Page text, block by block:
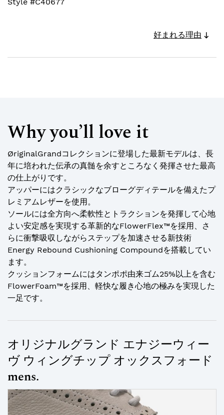
Style #C40677
好まれる理由
Why you’ll love it
ØriginalGrandコレクションに登場した最新モデルは、長
年に培われた伝承の真髄を余すところなく発揮させた最高
の仕上がりです。
アッパーにはクラシックなブローグディテールを備えたプ
レミアムレザーを使用。
ソールには全方向へ柔軟性とトラクションを発揮して心地
よい安定感を実現する革新的なFlowerFlex™を採用、さ
らに衝撃吸収しながらステップを加速させる新技術
Energy Rebound Cushioning Compoundを搭載してい
ます。
クッションフォームにはタンポポ由来ゴム25%以上を含む
FlowerFoam™を採用、軽快な履き心地の極みを実現した
一足です。
オリジナルグランド エナジーウィー
ヴ ウィングチップ オックスフォード
mens.